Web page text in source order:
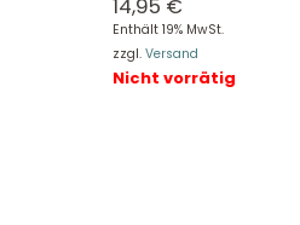
14,95 €
Enthält 19% MwSt.
zzgl. Versand
Nicht vorrätig